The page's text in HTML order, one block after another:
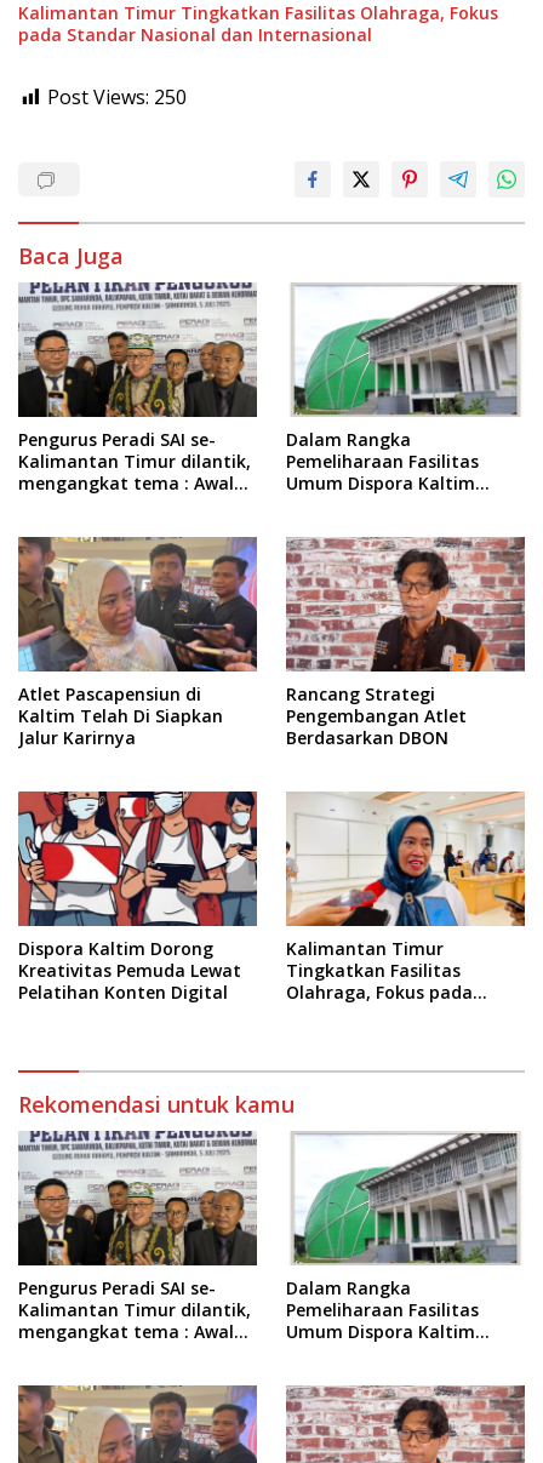
Kalimantan Timur Tingkatkan Fasilitas Olahraga, Fokus
pada Standar Nasional dan Internasional
Post Views: 250
Baca Juga
Pengurus Peradi SAI se-
Kalimantan Timur dilantik,
mengangkat tema : Awal
Dalam Rangka
Pemeliharaan Fasilitas
Umum Dispora Kaltim
Atlet Pascapensiun di
Kaltim Telah Di Siapkan
Jalur Karirnya
Rancang Strategi
Pengembangan Atlet
Berdasarkan DBON
Dispora Kaltim Dorong
Kreativitas Pemuda Lewat
Pelatihan Konten Digital
Kalimantan Timur
Tingkatkan Fasilitas
Olahraga, Fokus pada
Rekomendasi untuk kamu
Pengurus Peradi SAI se-
Kalimantan Timur dilantik,
mengangkat tema : Awal
Dalam Rangka
Pemeliharaan Fasilitas
Umum Dispora Kaltim